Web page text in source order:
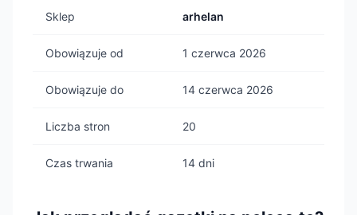
Sklep arhelan
Obowiązuje od 1 czerwca 2026
Obowiązuje do 14 czerwca 2026
Liczba stron 20
Czas trwania 14 dni